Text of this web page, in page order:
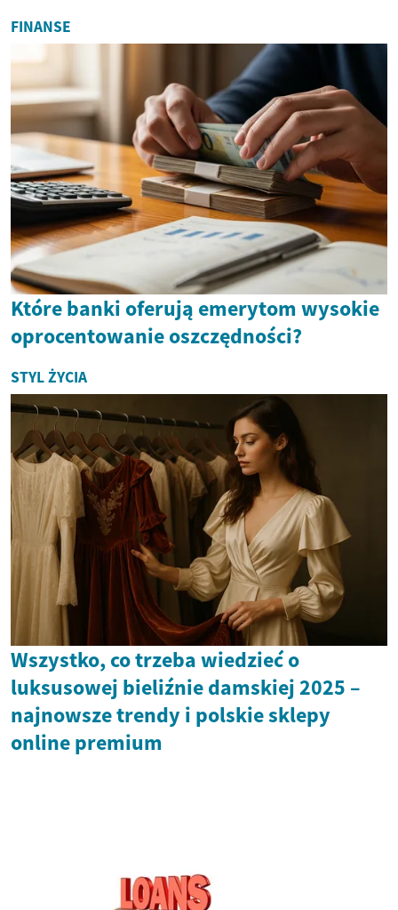
FINANSE
Które banki oferują emerytom wysokie
oprocentowanie oszczędności?
STYL ŻYCIA
Wszystko, co trzeba wiedzieć o
luksusowej bieliźnie damskiej 2025 –
najnowsze trendy i polskie sklepy
online premium